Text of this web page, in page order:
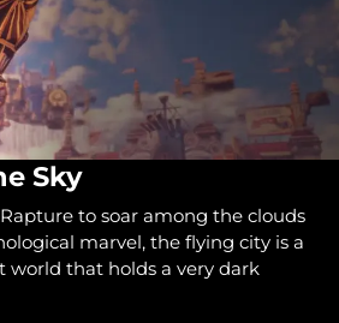
Sky
to soar among the clouds
marvel, the flying city is a
world that holds a very dark